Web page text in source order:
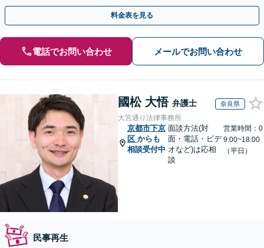
や、自宅や愛車を残したい方もお任せください。
料金表を見る
電話でお問い合わせ メールでお問い合わせ
國松 大悟 弁護士 奈良県
大宮通り法律事務所
京都市下京
区 からも
相談受付中
面談方法(対
面・電話・ビデ
オなど)は応相
談
営業時間：0
9:00~18:00
（平日）
民事再生